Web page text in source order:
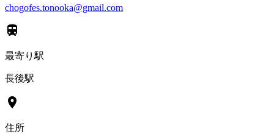
chogofes.tonooka@gmail.com
最寄り駅
長後駅
住所